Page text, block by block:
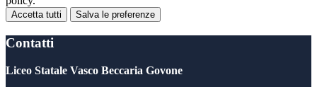
Accetta tutti Salva le preferenze
Contatti
Liceo Statale Vasco Beccaria Govone